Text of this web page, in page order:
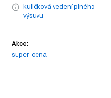
kuličková vedení plného
výsuvu
Akce:
super-cena